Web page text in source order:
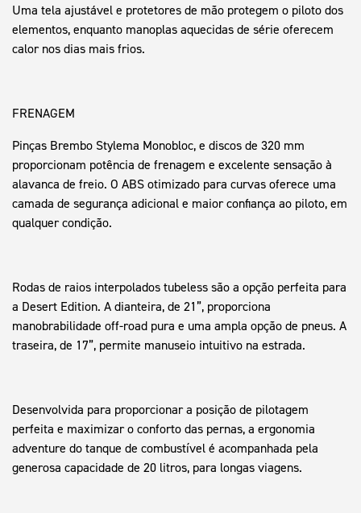
Uma tela ajustável e protetores de mão protegem o piloto dos
elementos, enquanto manoplas aquecidas de série oferecem
calor nos dias mais frios.
FRENAGEM
Pinças Brembo Stylema Monobloc, e discos de 320 mm
proporcionam potência de frenagem e excelente sensação à
alavanca de freio. O ABS otimizado para curvas oferece uma
camada de segurança adicional e maior confiança ao piloto, em
qualquer condição.
Rodas de raios interpolados tubeless são a opção perfeita para
a Desert Edition. A dianteira, de 21”, proporciona
manobrabilidade off-road pura e uma ampla opção de pneus. A
traseira, de 17”, permite manuseio intuitivo na estrada.
Desenvolvida para proporcionar a posição de pilotagem
perfeita e maximizar o conforto das pernas, a ergonomia
adventure do tanque de combustível é acompanhada pela
generosa capacidade de 20 litros, para longas viagens.